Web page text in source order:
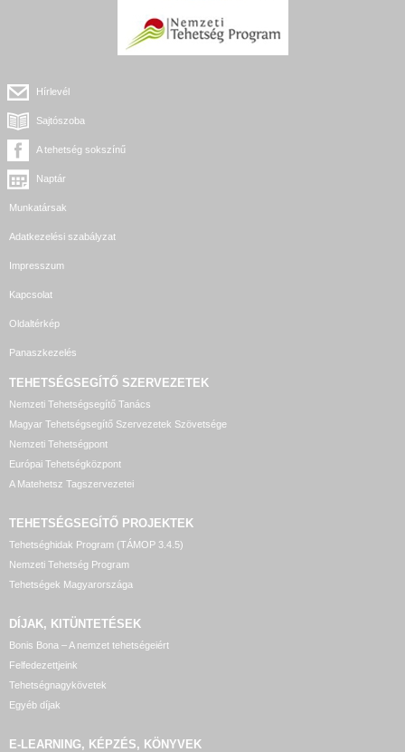
Hírlevél
Sajtószoba
A tehetség sokszínű
Naptár
Munkatársak
Adatkezelési szabályzat
Impresszum
Kapcsolat
Oldaltérkép
Panaszkezelés
TEHETSÉGSEGÍTŐ SZERVEZETEK
Nemzeti Tehetségsegítő Tanács
Magyar Tehetségsegítő Szervezetek Szövetsége
Nemzeti Tehetségpont
Európai Tehetségközpont
A Matehetsz Tagszervezetei
TEHETSÉGSEGÍTŐ PROJEKTEK
Tehetséghidak Program (TÁMOP 3.4.5)
Nemzeti Tehetség Program
Tehetségek Magyarországa
DÍJAK, KITÜNTETÉSEK
Bonis Bona – A nemzet tehetségeiért
Felfedezettjeink
Tehetségnagykövetek
Egyéb díjak
E-LEARNING, KÉPZÉS, KÖNYVEK